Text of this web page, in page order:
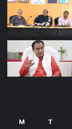
M T